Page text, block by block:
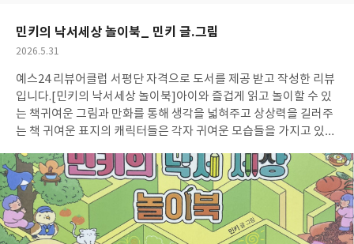
민키의 낙서세상 놀이북_ 민키 글.그림
작
일
2026.5.31
예스24 리뷰어클럽 서평단 자격으로 도서를 제공 받고 작성한 리뷰
입니다. [민키의 낙서세상 놀이북]아이와 즐겁게 읽고 놀이할 수 있
는 책귀여운 그림과 만화를 통해 생각을 넓혀주고 상상력을 길러주
는 책 귀여운 표지의 캐릭터들은 각자 귀여운 모습들을 가지고 있다
귀여움이 가득 느껴졌다. 다양한 주제로 여행을 떠나며 친구들이 만
나는 상황들에 몰입하며 즐길 수 있고, 자유롭게 상상하고 표현하고
활동을 하면서 즐거움을 느낄 수 있다. 아기자기한 그림들과 친구들
이 만들어내는 귀여운 이야기들.그림책 속 이야기 바꾸기도 어렵게
접근하는 것이 아니라, 쉽고 즐겁게 접할 수 있었고,숨은 그림찾기,